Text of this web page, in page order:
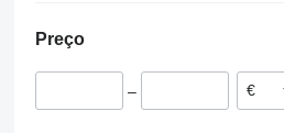
Preço
–